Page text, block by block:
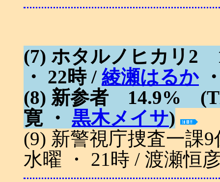
(7) ホタルノヒカリ2
・ 22時 / 綾瀬はるか
(8) 新参者 14.9%
寛 ・ 黒木メイサ)
(9) 新警視庁捜査一
水曜 ・ 21時 / 渡瀬恒